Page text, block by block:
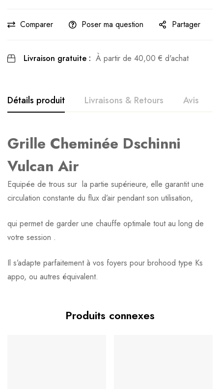
Comparer Poser ma question Partager
Livraison gratuite : À partir de 40,00 € d'achat
Détails produit Livraisons & Retours Avis
Grille Cheminée Dschinni
Vulcan Air
Equipée de trous sur la partie supérieure, elle garantit une
circulation constante du flux d’air pendant son utilisation,
qui permet de garder une chauffe optimale tout au long de
votre session .
Il s’adapte parfaitement à vos foyers pour brohood type Ks
appo, ou autres équivalent.
Avis clients
Ajouter mon avis
Il n'y a pas encore d'avis, donnez le vôtre en premier !
Questions clients
0 question sur ce produit
Aucune question actuellement. Devenez le premier à poser
Produits connexes